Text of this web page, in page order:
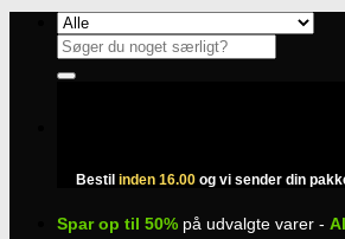
Fortsæt
indhold
Søg
efter:
Bestil inden 16.00 og vi sender din
Spar op til 50% på udvalgte varer -